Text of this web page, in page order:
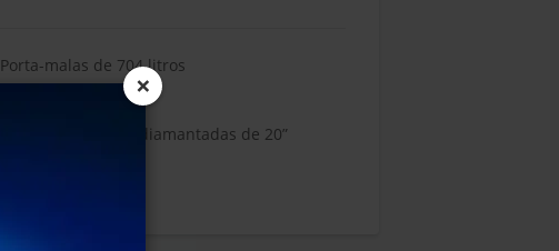
×
Porta-malas de 704 litros
Lanternas de LED
Rodas de liga leve diamantadas de 20”